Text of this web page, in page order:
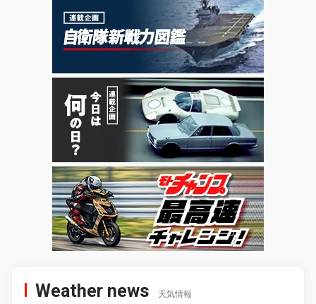
Weather news 天気情報